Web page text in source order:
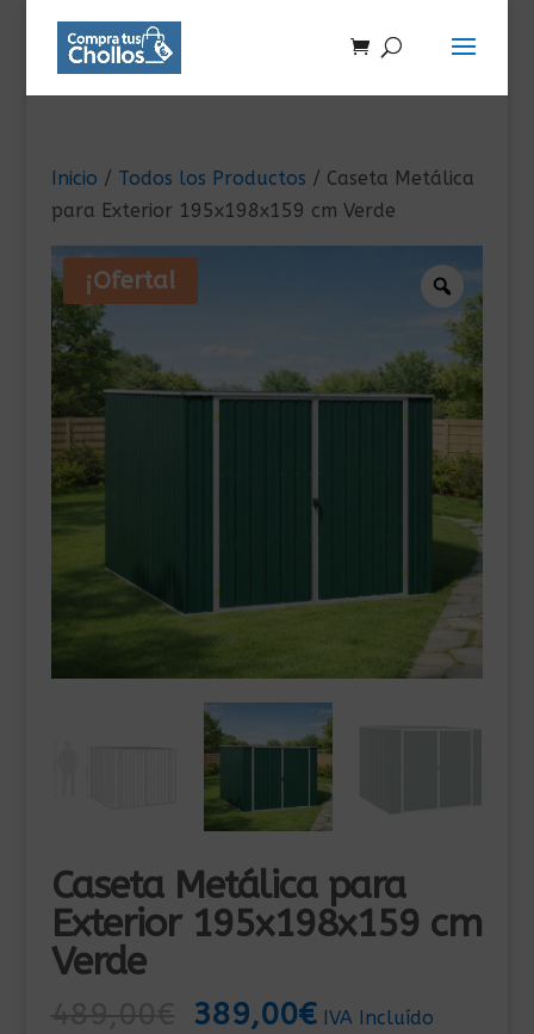
Inicio / Todos los Productos / Caseta Metálica
para Exterior 195x198x159 cm Verde
¡Oferta!
Caseta Metálica para
Exterior 195x198x159 cm
Verde
El
389,00€El
IVA Incluído